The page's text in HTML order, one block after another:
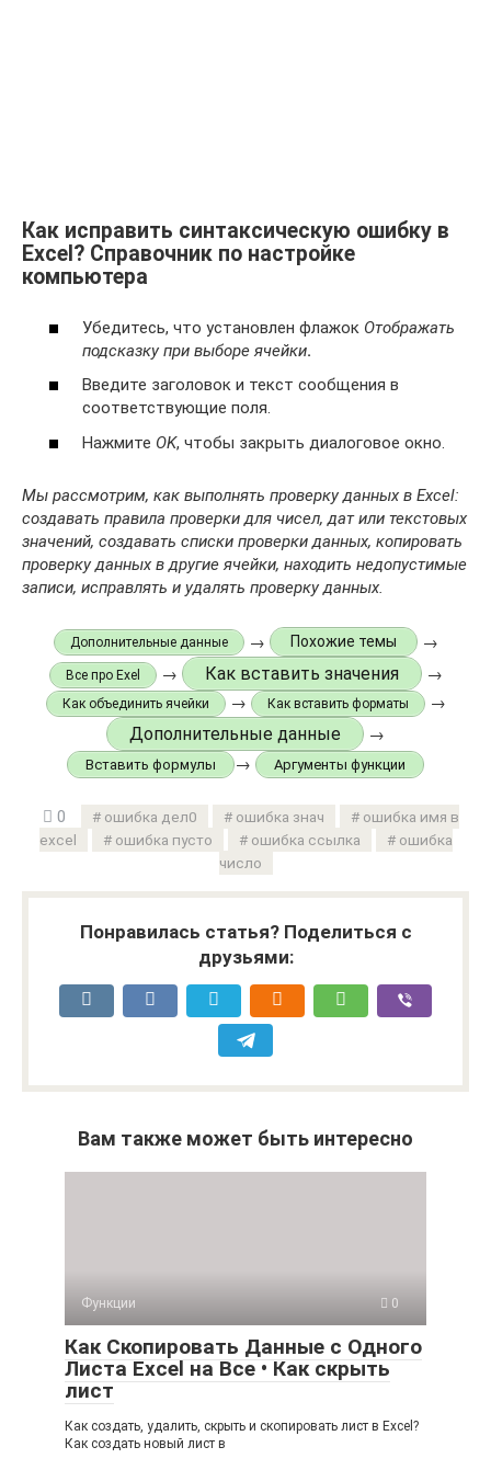
Как исправить синтаксическую ошибку в
Excel? Справочник по настройке
компьютера
Убедитесь, что установлен флажок Отображать
подсказку при выборе ячейки.
Введите заголовок и текст сообщения в
соответствующие поля.
Нажмите OK, чтобы закрыть диалоговое окно.
Мы рассмотрим, как выполнять проверку данных в Excel:
создавать правила проверки для чисел, дат или текстовых
значений, создавать списки проверки данных, копировать
проверку данных в другие ячейки, находить недопустимые
записи, исправлять и удалять проверку данных.
Дополнительные данные → Похожие темы →
Все про Exel → Как вставить значения →
Как объединить ячейки → Как вставить форматы →
Дополнительные данные →
Вставить формулы → Аргументы функции
0 ошибка дел0 ошибка знач
ошибка имя в
excel
ошибка пусто ошибка ссылка
ошибка
число
Понравилась статья? Поделиться с
друзьями:
Вам также может быть интересно
Функции 0
Как Скопировать Данные с Одного
Листа Excel на Все • Как скрыть
лист
Как создать, удалить, скрыть и скопировать лист в Excel?
Как создать новый лист в